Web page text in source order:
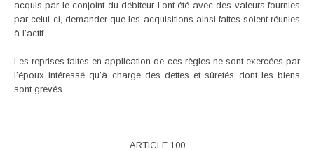
acquis par le conjoint du débiteur l’ont été avec des valeurs fournies
par celui-ci, demander que les acquisitions ainsi faites soient réunies
à l’actif.
Les reprises faites en application de ces règles ne sont exercées par
l’époux intéressé qu’à charge des dettes et sûretés dont les biens
sont grevés.
ARTICLE 100